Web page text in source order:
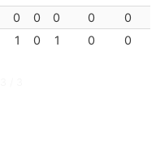
0 0 0 0
0
1 0 1 0 0